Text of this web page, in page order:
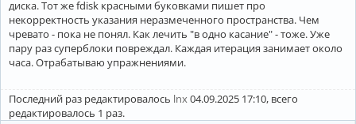
диска. Тот же fdisk красными буковками пишет про
некорректность указания неразмеченного пространства. Чем
чревато - пока не понял. Как лечить "в одно касание" - тоже. Уже
пару раз суперблоки повреждал. Каждая итерация занимает около
часа. Отрабатываю упражнениями.
Последний раз редактировалось lnx04.09.2025 17:10, всего
редактировалось 1 раз.